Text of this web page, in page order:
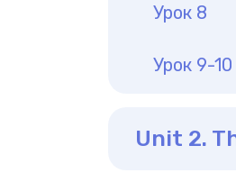
Урок 8
Урок 9-10
Unit 2.